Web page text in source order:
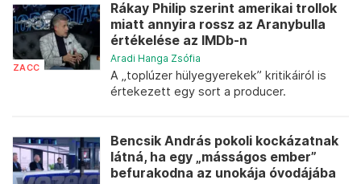
ZACC
Rákay Philip szerint amerikai trollok
miatt annyira rossz az Aranybulla
értékelése az IMDb-n
Aradi Hanga Zsófia
A „toplúzer hülyegyerekek” kritikáiról is
értekezett egy sort a producer.
Bencsik András pokoli kockázatnak
látná, ha egy „másságos ember”
befurakodna az unokája óvodájába